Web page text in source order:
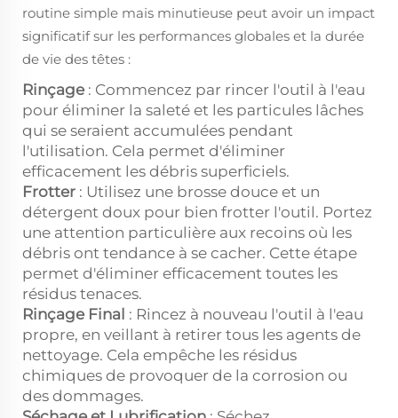
routine simple mais minutieuse peut avoir un impact
significatif sur les performances globales et la durée
de vie des têtes :
Rinçage : Commencez par rincer l'outil à l'eau
pour éliminer la saleté et les particules lâches
qui se seraient accumulées pendant
l'utilisation. Cela permet d'éliminer
efficacement les débris superficiels.
Frotter : Utilisez une brosse douce et un
détergent doux pour bien frotter l'outil. Portez
une attention particulière aux recoins où les
débris ont tendance à se cacher. Cette étape
permet d'éliminer efficacement toutes les
résidus tenaces.
Rinçage Final : Rincez à nouveau l'outil à l'eau
propre, en veillant à retirer tous les agents de
nettoyage. Cela empêche les résidus
chimiques de provoquer de la corrosion ou
des dommages.